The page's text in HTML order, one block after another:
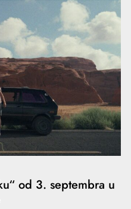
od 3. septembra u